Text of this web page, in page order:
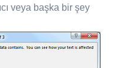
veya başka bir şey